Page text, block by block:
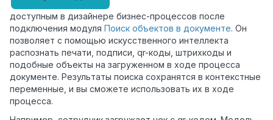
доступным в дизайнере бизнес-процессов после
подключения модуля Поиск объектов в документе. Он
позволяет с помощью искусственного интеллекта
распознать печати, подписи, qr-коды, штрихкоды и
подобные объекты на загруженном в ходе процесса
документе. Результаты поиска сохранятся в контекстные
переменные, и вы сможете использовать их в ходе
процесса.